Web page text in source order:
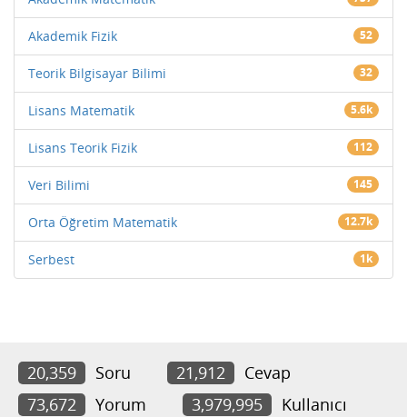
Akademik Fizik 52
Teorik Bilgisayar Bilimi 32
Lisans Matematik 5.6k
Lisans Teorik Fizik 112
Veri Bilimi 145
Orta Öğretim Matematik 12.7k
Serbest 1k
20,359 Soru 21,912
Cevap
73,672
Yorum 3,979,995 Kullanıcı